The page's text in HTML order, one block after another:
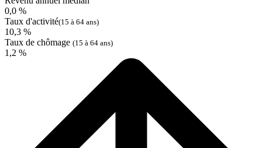
0,0 %
Taux d'activité(15 à 64 ans)
10,3 %
Taux de chômage (15 à 64 ans)
1,2 %